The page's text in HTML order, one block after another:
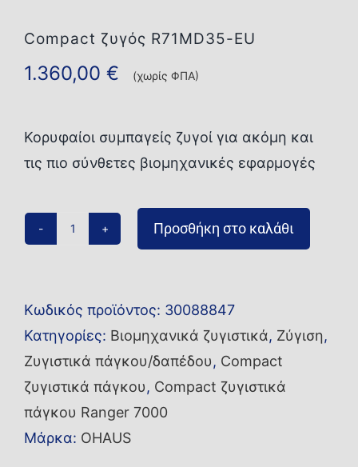
Compact ζυγός R71MD35-EU
1.360,00 € (χωρίς ΦΠΑ)
Κορυφαίοι συμπαγείς ζυγοί για ακόμη και
τις πιο σύνθετες βιομηχανικές εφαρμογές
Compact
EU
ποσότητα
Προσθήκη στο καλάθι
Κωδικός προϊόντος: 30088847
Κατηγορίες: Βιομηχανικά ζυγιστικά, Ζύγιση,
Ζυγιστικά πάγκου/δαπέδου, Compact
ζυγιστικά πάγκου, Compact ζυγιστικά
πάγκου Ranger 7000
Μάρκα: OHAUS